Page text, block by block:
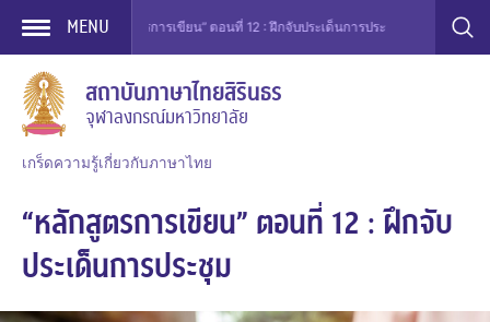
Skip
content
MENU
การเขียน > “หลักสูตรการเขียน” ตอนที่ 12 : ฝึกจับประเด็นการประชุม
สถาบันภาษาไทยสิรินธร
จุฬาลงกรณ์มหาวิทยาลัย
เกร็ดความรู้เกี่ยวกับภาษาไทย
“หลักสูตรการเขียน” ตอนที่ 12 : ฝึกจับ
ประเด็นการประชุม